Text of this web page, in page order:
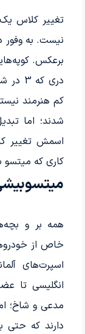
تغییر کلاس
نیست. به وفور
دری
کم هنرمند
شدند؛ اما
اسمش تغییر
کاری که میتسو
همه بر و
خاص از
اسپرت‌های
انگلیسی تا
مدعی و شاخ؛
دارند که حتی